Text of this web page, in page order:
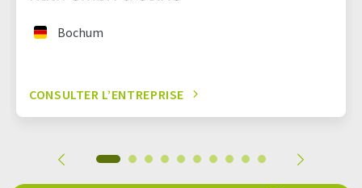
Bochum
CONSULTER L’ENTREPRISE